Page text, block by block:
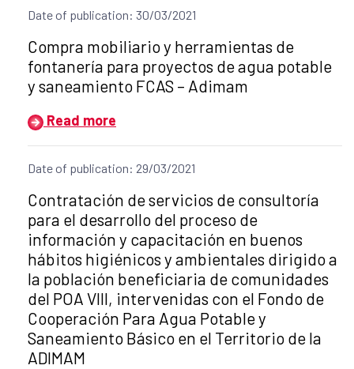
Date of publication: 30/03/2021
Title of the announcement:
Compra mobiliario y herramientas de
fontanería para proyectos de agua potable
y saneamiento FCAS – Adimam
Read more
Date of publication: 29/03/2021
Title of the announcement:
Contratación de servicios de consultoría
para el desarrollo del proceso de
información y capacitación en buenos
hábitos higiénicos y ambientales dirigido a
la población beneficiaria de comunidades
del POA VIII, intervenidas con el Fondo de
Cooperación Para Agua Potable y
Saneamiento Básico en el Territorio de la
ADIMAM